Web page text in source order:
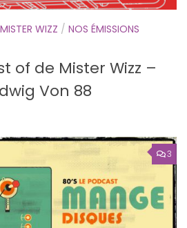
WIZZ / NOS ÉMISSIONS
of de Mister Wizz –
Von 88
3